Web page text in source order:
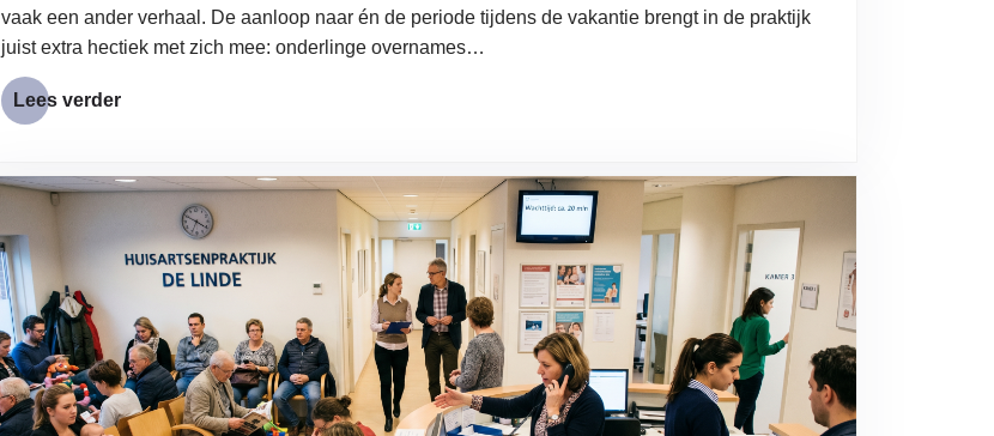
vaak een ander verhaal. De aanloop naar én de periode tijdens de vakantie brengt in de praktijk
juist extra hectiek met zich mee: onderlinge overnames…
Lees verder